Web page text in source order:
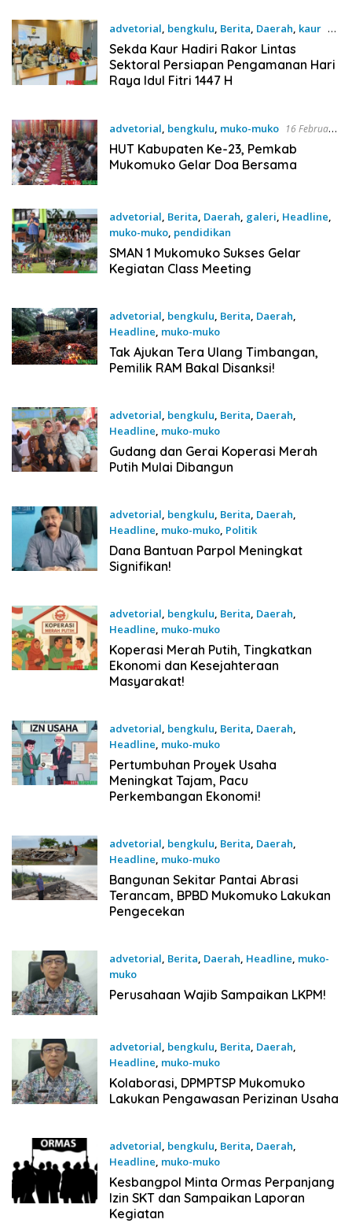
advetorial, bengkulu, Berita, Daerah, kaur 9
Maret 2026
Sekda Kaur Hadiri Rakor Lintas
Sektoral Persiapan Pengamanan Hari
Raya Idul Fitri 1447 H
advetorial, bengkulu, muko-muko
16 Februari
2026
HUT Kabupaten Ke-23, Pemkab
Mukomuko Gelar Doa Bersama
advetorial, Berita, Daerah, galeri, Headline,
muko-muko, pendidikan
17 Desember 2025
SMAN 1 Mukomuko Sukses Gelar
Kegiatan Class Meeting
advetorial, bengkulu, Berita, Daerah,
Headline, muko-muko
21 November 2025
Tak Ajukan Tera Ulang Timbangan,
Pemilik RAM Bakal Disanksi!
advetorial, bengkulu, Berita, Daerah,
Headline, muko-muko
20 November 2025
Gudang dan Gerai Koperasi Merah
Putih Mulai Dibangun
advetorial, bengkulu, Berita, Daerah,
Headline, muko-muko, Politik
20 November 2025
Dana Bantuan Parpol Meningkat
Signifikan!
advetorial, bengkulu, Berita, Daerah,
Headline, muko-muko
19 November 2025
Koperasi Merah Putih, Tingkatkan
Ekonomi dan Kesejahteraan
Masyarakat!
advetorial, bengkulu, Berita, Daerah,
Headline, muko-muko
19 November 2025
Pertumbuhan Proyek Usaha
Meningkat Tajam, Pacu
Perkembangan Ekonomi!
advetorial, bengkulu, Berita, Daerah,
Headline, muko-muko
19 November 2025
Bangunan Sekitar Pantai Abrasi
Terancam, BPBD Mukomuko Lakukan
Pengecekan
advetorial, Berita, Daerah, Headline, muko-
muko
19 November 2025
Perusahaan Wajib Sampaikan LKPM!
advetorial, bengkulu, Berita, Daerah,
Headline, muko-muko
18 November 2025
Kolaborasi, DPMPTSP Mukomuko
Lakukan Pengawasan Perizinan Usaha
advetorial, bengkulu, Berita, Daerah,
Headline, muko-muko
18 November 2025
Kesbangpol Minta Ormas Perpanjang
Izin SKT dan Sampaikan Laporan
Kegiatan